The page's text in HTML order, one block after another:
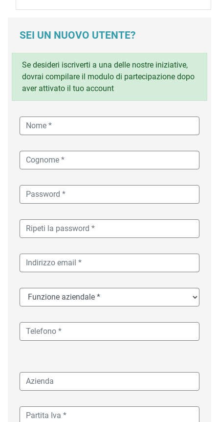
SEI UN NUOVO UTENTE?
Se desideri iscriverti a una delle nostre iniziative,
dovrai compilare il modulo di partecipazione dopo
aver attivato il tuo account